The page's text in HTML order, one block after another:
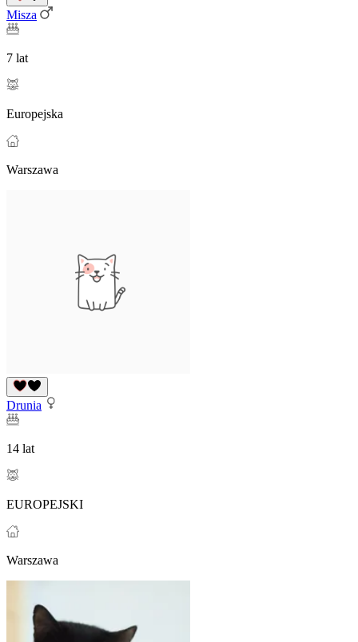
Misza
7 lat
Europejska
Warszawa
Drunia
14 lat
EUROPEJSKI
Warszawa